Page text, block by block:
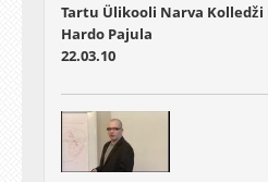
Tartu Ülikooli Narva
Hardo Pajula
22.03.10